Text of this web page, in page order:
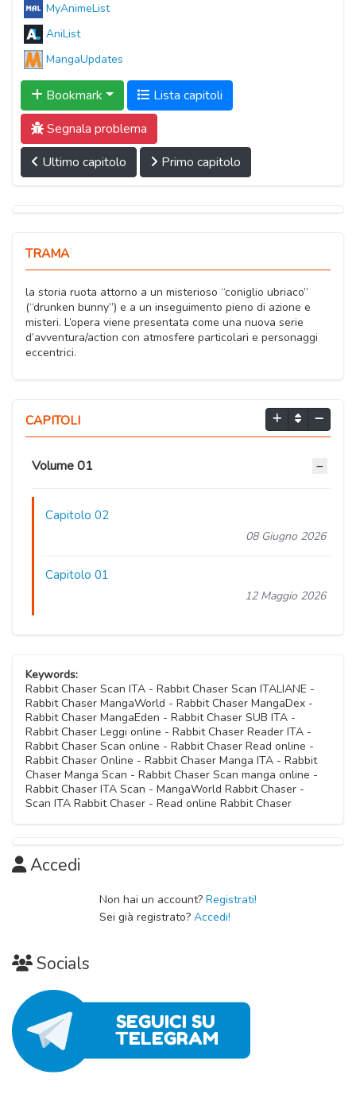
MyAnimeList
AniList
MangaUpdates
Bookmark
Lista capitoli
Segnala problema
Ultimo capitolo
Primo capitolo
TRAMA
la storia ruota attorno a un misterioso “coniglio ubriaco”
(“drunken bunny”) e a un inseguimento pieno di azione e
misteri. L’opera viene presentata come una nuova serie
d’avventura/action con atmosfere particolari e personaggi
eccentrici.
CAPITOLI
Volume 01
Capitolo 02
08 Giugno 2026
Capitolo 01
12 Maggio 2026
Keywords:
Rabbit Chaser Scan ITA - Rabbit Chaser Scan ITALIANE -
Rabbit Chaser MangaWorld - Rabbit Chaser MangaDex -
Rabbit Chaser MangaEden - Rabbit Chaser SUB ITA -
Rabbit Chaser Leggi online - Rabbit Chaser Reader ITA -
Rabbit Chaser Scan online - Rabbit Chaser Read online -
Rabbit Chaser Online - Rabbit Chaser Manga ITA - Rabbit
Chaser Manga Scan - Rabbit Chaser Scan manga online -
Rabbit Chaser ITA Scan - MangaWorld Rabbit Chaser -
Scan ITA Rabbit Chaser - Read online Rabbit Chaser
Accedi
Non hai un account? Registrati!
Sei già registrato? Accedi!
Socials